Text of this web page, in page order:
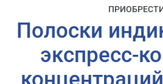
Полоски
экспресс-